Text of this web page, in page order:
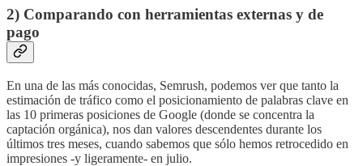
2) Comparando con herramientas externas y de
pago
En una de las más conocidas, Semrush, podemos ver que tanto la
estimación de tráfico como el posicionamiento de palabras clave en
las 10 primeras posiciones de Google (donde se concentra la
captación orgánica), nos dan valores descendentes durante los
últimos tres meses, cuando sabemos que sólo hemos retrocedido en
impresiones -y ligeramente- en julio.